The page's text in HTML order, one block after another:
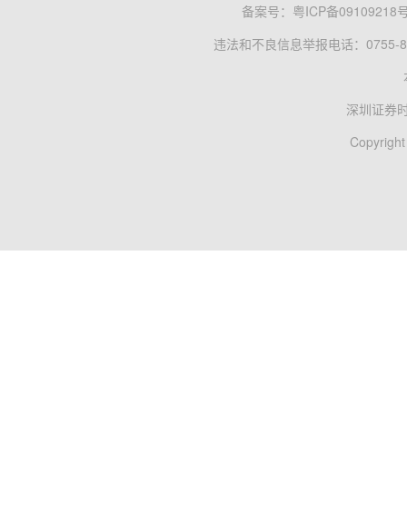
备案号： 粤ICP备09109218
违法和不良信息举报电话：0755-
深圳证券